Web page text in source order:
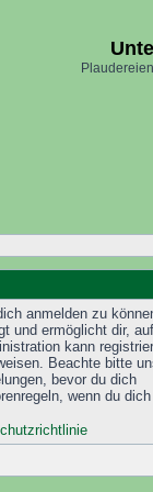
anmelden zu
und ermöglicht dir, auf
kann
Beachte bitte
bevor du dich
wenn du